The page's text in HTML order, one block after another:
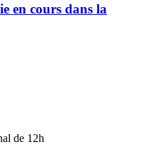
en cours dans la
de 12h